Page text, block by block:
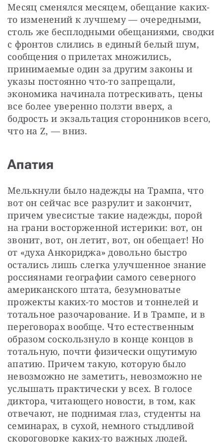
Месяц сменялся месяцем, обещание каких-
то изменений к лучшему — очередными,
столь же бесплодными обещаниями, сводки
с фронтов слились в единый белый шум,
сообщения о прилетах множились,
принимаемые один за другим законы и
указы постоянно что-то запрещали,
экономика начинала потрескивать, цены
все более уверенно ползти вверх, а
бодрость и экзальтация сторонников всего,
что на Z, — вниз.
Апатия
Мелькнули было надежды на Трампа, что
вот он сейчас все разрулит и закончит,
причем увесистые такие надежды, порой
на грани восторженной истерики: вот, он
звонит, вот, он летит, вот, он обещает! Но
от «духа Анкориджа» довольно быстро
остались лишь слегка улучшенное знание
россиянами географии самого северного
американского штата, безумноватые
прожекты каких-то мостов и тоннелей и
тотальное разочарование. И в Трампе, и в
переговорах вообще. Что естественным
образом соскользнуло в конце концов в
тотальную, почти физически ощутимую
апатию. Причем такую, которую было
невозможно не заметить, невозможно не
услышать практически у всех. В голосе
диктора, читающего новости, в том, как
отвечают, не поднимая глаз, студенты на
семинарах, в сухой, немного стыдливой
скороговорке каких-то важных людей,